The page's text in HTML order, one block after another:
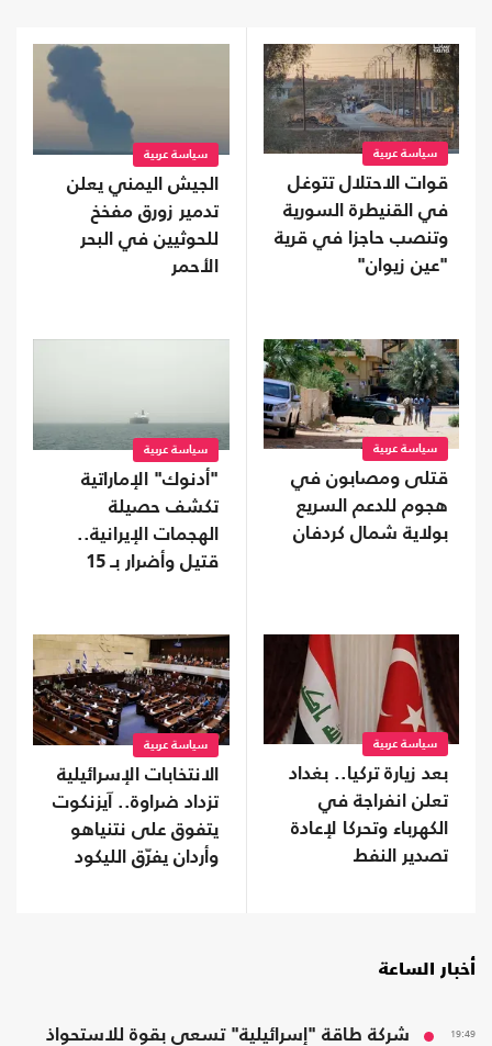
سياسة عربية
قوات الاحتلال تتوغل
في القنيطرة السورية
وتنصب حاجزا في قرية
"عين زيوان"
سياسة عربية
الجيش اليمني يعلن
تدمير زورق مفخخ
للحوثيين في البحر
الأحمر
سياسة عربية
قتلى ومصابون في
هجوم للدعم السريع
بولاية شمال كردفان
سياسة عربية
"أدنوك" الإماراتية
تكشف حصيلة
الهجمات الإيرانية..
قتيل وأضرار بـ 15
سياسة عربية
بعد زيارة تركيا.. بغداد
تعلن انفراجة في
الكهرباء وتحركا لإعادة
تصدير النفط
سياسة عربية
الانتخابات الإسرائيلية
تزداد ضراوة.. آيزنكوت
يتفوق على نتنياهو
وأردان يفرّق الليكود
أخبار الساعة
19:49
شركة طاقة "إسرائيلية" تسعى بقوة للاستحواذ